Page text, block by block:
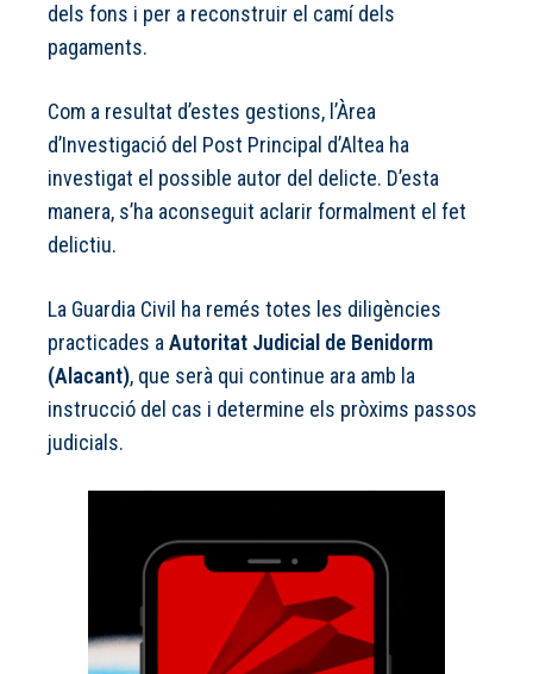
dels fons i per a reconstruir el camí dels
pagaments.
Com a resultat d’estes gestions, l’Àrea
d’Investigació del Post Principal d’Altea ha
investigat el possible autor del delicte. D’esta
manera, s’ha aconseguit aclarir formalment el fet
delictiu.
La Guardia Civil ha remés totes les diligències
practicades a Autoritat Judicial de Benidorm
(Alacant), que serà qui continue ara amb la
instrucció del cas i determine els pròxims passos
judicials.